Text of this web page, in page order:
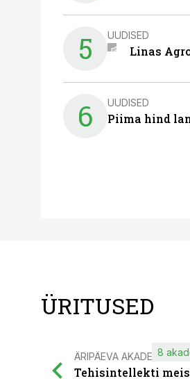
5 UUDISED
Linas
6 UUDISED
Piima hind
ÜRITUSED
ÄRIPÄEVA AKADEEMIA
Tehisintellekti
8